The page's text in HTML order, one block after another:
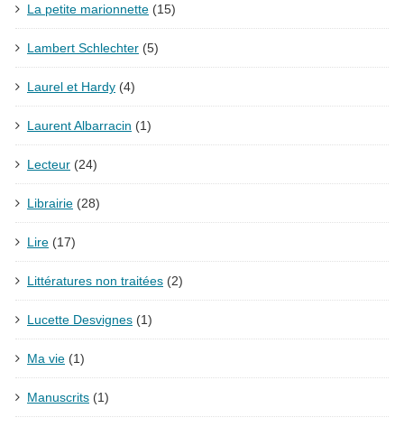
La petite marionnette (15)
Lambert Schlechter (5)
Laurel et Hardy (4)
Laurent Albarracin (1)
Lecteur (24)
Librairie (28)
Lire (17)
Littératures non traitées (2)
Lucette Desvignes (1)
Ma vie (1)
Manuscrits (1)